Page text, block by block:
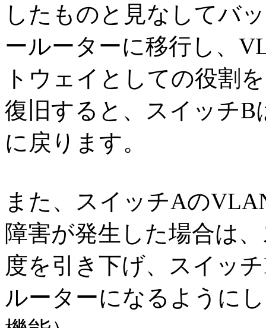
したものと見なしてバ
ールーターに移行し、
トウェイとしての役割
復旧すると、スイッチ
に戻ります。
また、スイッチAの
障害が発生した場合は
度を引き下げ、スイッ
ルーターになるように